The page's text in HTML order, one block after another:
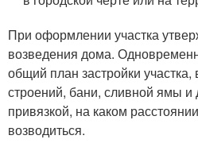
При оформлении участка
возведения дома.
общий план застройки
строений, бани, сливной ямы и
привязкой, на каком
возводиться.